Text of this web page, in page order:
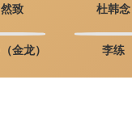
致 杜韩念
金龙） 李练